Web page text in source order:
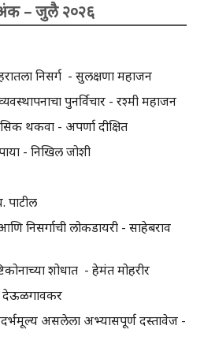
– जुलै २०२६
निसर्ग - सुलक्षणा महाजन
पुनर्विचार - रश्मी महाजन
थकवा - अपर्णा दीक्षित
- निखिल जोशी
पाटील
निसर्गाची लोकडायरी - साहेबराव
शोधात - हेमंत मोहरीर
देऊळगावकर
असलेला अभ्यासपूर्ण दस्तावेज -